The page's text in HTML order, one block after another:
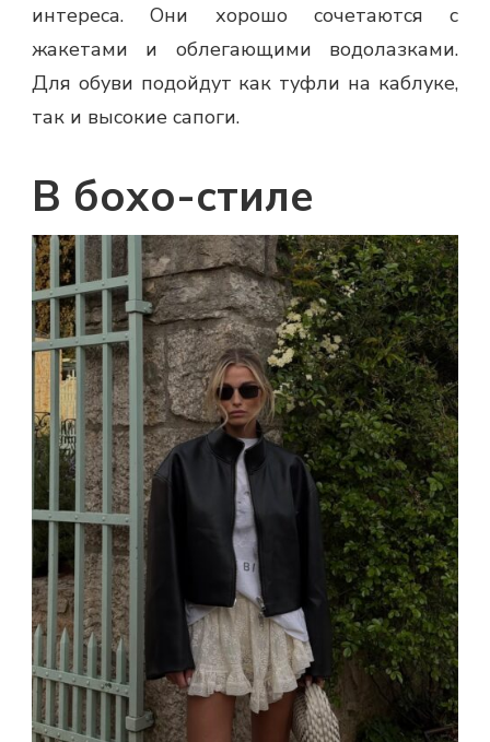
интереса. Они хорошо сочетаются с
жакетами и облегающими водолазками.
Для обуви подойдут как туфли на каблуке,
так и высокие сапоги.
В бохо-стиле